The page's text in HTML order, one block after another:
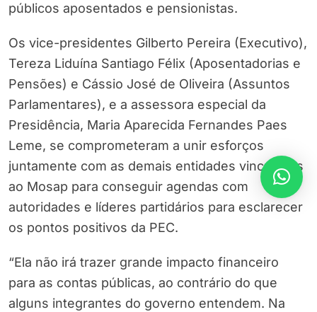
públicos aposentados e pensionistas.
Os vice-presidentes Gilberto Pereira (Executivo),
Tereza Liduína Santiago Félix (Aposentadorias e
Pensões) e Cássio José de Oliveira (Assuntos
Parlamentares), e a assessora especial da
Presidência, Maria Aparecida Fernandes Paes
Leme, se comprometeram a unir esforços
juntamente com as demais entidades vinculadas
ao Mosap para conseguir agendas com
autoridades e líderes partidários para esclarecer
os pontos positivos da PEC.
“Ela não irá trazer grande impacto financeiro
para as contas públicas, ao contrário do que
alguns integrantes do governo entendem. Na